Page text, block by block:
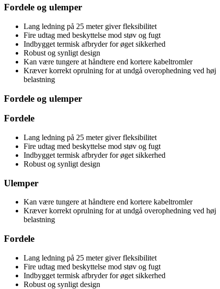
Fordele og ulemper
Lang ledning på 25 meter giver fleksibilitet
Fire udtag med beskyttelse mod støv og fugt
Indbygget termisk afbryder for øget sikkerhed
Robust og synligt design
Kan være tungere at håndtere end kortere kabeltromler
Kræver korrekt oprulning for at undgå overophedning ved høj
belastning
Fordele og ulemper
Fordele
Lang ledning på 25 meter giver fleksibilitet
Fire udtag med beskyttelse mod støv og fugt
Indbygget termisk afbryder for øget sikkerhed
Robust og synligt design
Ulemper
Kan være tungere at håndtere end kortere kabeltromler
Kræver korrekt oprulning for at undgå overophedning ved høj
belastning
Fordele
Lang ledning på 25 meter giver fleksibilitet
Fire udtag med beskyttelse mod støv og fugt
Indbygget termisk afbryder for øget sikkerhed
Robust og synligt design